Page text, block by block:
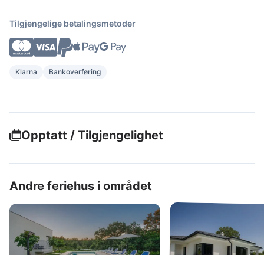
Tilgjengelige betalingsmetoder
Klarna Bankoverføring
Opptatt / Tilgjengelighet
Andre feriehus i området